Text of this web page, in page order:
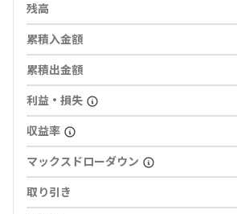
残高
累積入金額
累積出金額
利益・損失
収益率
マックスドローダウン
取り引き